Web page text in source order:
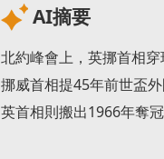
AI摘要
北約峰會上，英挪首相穿
挪威首相提45年前世盃外
英首相則搬出1966年奪冠